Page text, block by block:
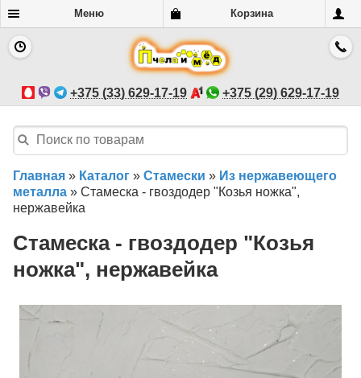
Меню Корзина
+375 (33) 629-17-19 +375 (29) 629-17-19
Главная » Каталог » Стамески » Из нержавеющего
металла » Стамеска - гвоздодер "Козья ножка",
нержавейка
Стамеска - гвоздодер "Козья
ножка", нержавейка